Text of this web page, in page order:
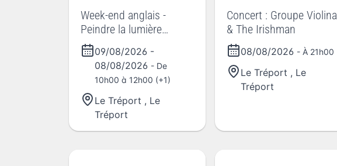
Week-end anglais -
Peindre la lumière
comme Turner
09/08/2026 -
08/08/2026 - De
10h00 à 12h00 (+1)
Le Tréport , Le
Tréport
Concert : Groupe Violina
& The Irishman
08/08/2026 - À 21h00
Le Tréport , Le
Tréport